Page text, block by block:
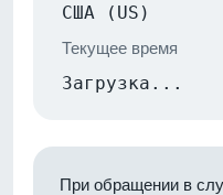
США (US)
Текущее время
Загрузка...
При обращении в